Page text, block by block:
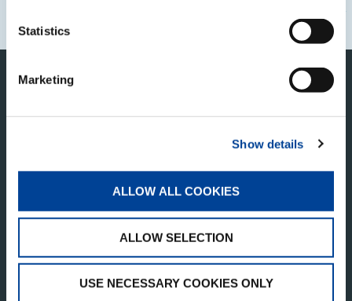
Statistics
Marketing
Show details
ALLOW ALL COOKIES
ALLOW SELECTION
USE NECESSARY COOKIES ONLY
このページの先頭へ
タダノ・コーポレートサイト
株式会社タダノ